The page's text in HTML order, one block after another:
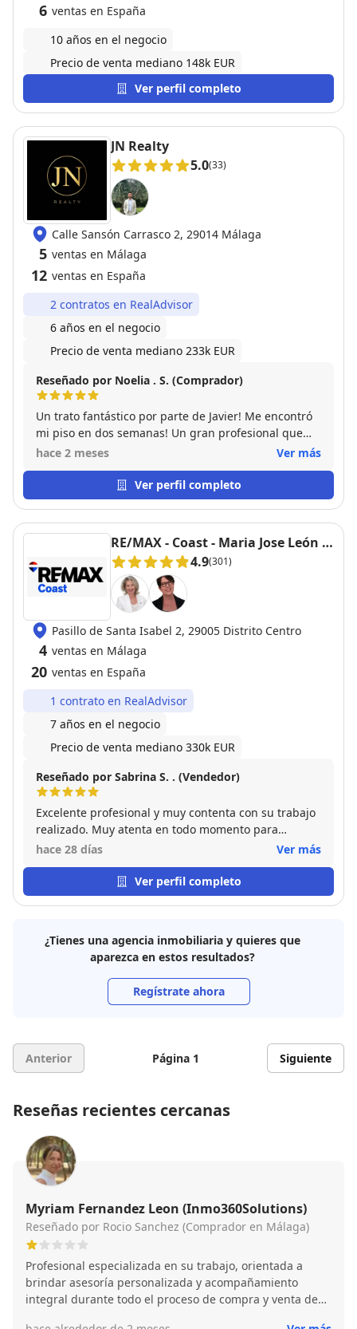
6 ventas en España
10 años en el negocio
Precio de venta mediano 148k EUR
Ver perfil completo
JN Realty
5.0(33)
Calle Sansón Carrasco 2, 29014 Málaga
5 ventas en Málaga
12 ventas en España
2 contratos en RealAdvisor
6 años en el negocio
Precio de venta mediano 233k EUR
Reseñado por Noelia . S. (Comprador)
Un trato fantástico por parte de Javier! Me encontró
mi piso en dos semanas! Un gran profesional que
siempre mantiene la positividad y el buen hacer.
hace 2 meses Ver más
Ver perfil completo
RE/MAX - Coast - Maria Jose León y
Nicole Quambusch
4.9(301)
Pasillo de Santa Isabel 2, 29005 Distrito Centro
4 ventas en Málaga
20 ventas en España
1 contrato en RealAdvisor
7 años en el negocio
Precio de venta mediano 330k EUR
Reseñado por Sabrina S. . (Vendedor)
Excelente profesional y muy contenta con su trabajo
realizado. Muy atenta en todo momento para
resolver todo tipo de gestión. La recomiendo a toda
hace 28 días Ver más
Ver perfil completo
¿Tienes una agencia inmobiliaria y quieres que
aparezca en estos resultados?
Regístrate ahora
Anterior Página 1 Siguiente
Reseñas recientes cercanas
Myriam Fernandez Leon (Inmo360Solutions)
Reseñado por Rocio Sanchez (Comprador en Málaga)
Profesional especializada en su trabajo, orientada a
brindar asesoría personalizada y acompañamiento
integral durante todo el proceso de compra y venta de